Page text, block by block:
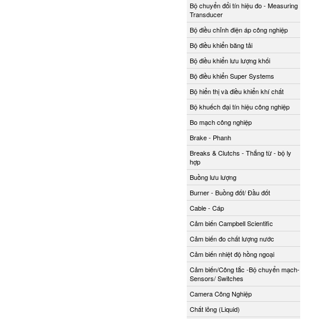
Bộ chuyển đổi tín hiệu đo - Measuring
Transducer
Bộ điều chỉnh điện áp công nghiệp
Bộ điều khiển băng tải
Bộ điều khiển lưu lượng khối
Bộ điều khiển Super Systems
Bộ hiển thị và điều khiển khí chất
Bộ khuếch đại tín hiệu công nghiệp
Bo mạch công nghiệp
Brake - Phanh
Breaks & Clutchs - Thắng từ - bộ ly
hợp
Buồng lưu lượng
Burner - Buồng đốt/ Đầu đốt
Cable - Cáp
Cảm biến Campbell Scientific
Cảm biến đo chất lượng nước
Cảm biến nhiệt độ hồng ngoại
Cảm biến/Công tắc -Bộ chuyển mạch-
Sensors/ Switches
Camera Công Nghiệp
Chất lỏng (Liquid)